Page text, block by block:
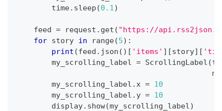
        time
. sleep (0.1 )
    feed
= request . get ( "https://
for story in range(5) :
print (feed . json ( ) [ 'items' ] [story] [
        my_scrolling_label
= ScrollingLabel (
        my_scrolling_label
. x = 10
        my_scrolling_label
. y = 10
        display
. show(my_scrolling_label )